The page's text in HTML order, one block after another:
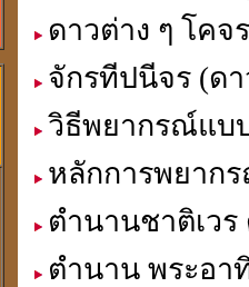
ดาวต่าง ๆ โค
จักรทีปนีจร (ด
วิธีพยากรณ์แบ
หลักการพยาก
ตำนานชาติเวร
ตำนาน พระอา